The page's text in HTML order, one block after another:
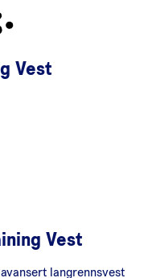
Vest
Vest
langrennsvest